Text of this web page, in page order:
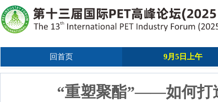
回首页 9月5日上午
“重塑聚酯”——如何打